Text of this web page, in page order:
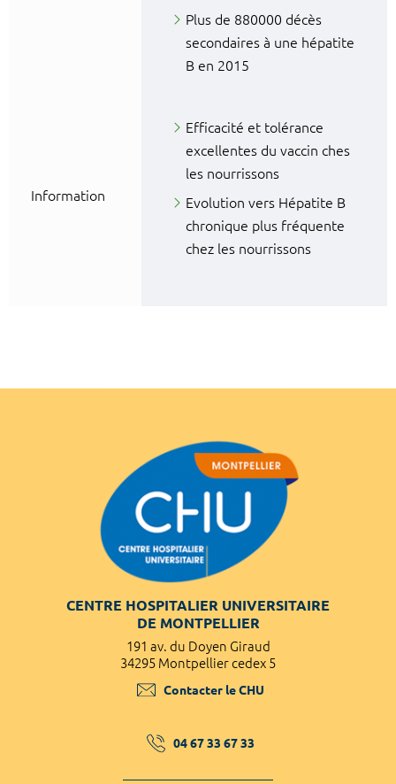
Plus de 880000 décès
secondaires à une hépatite
B en 2015
Information
Efficacité et tolérance
excellentes du vaccin ches
les nourrissons
Evolution vers Hépatite B
chronique plus fréquente
chez les nourrissons
CENTRE HOSPITALIER UNIVERSITAIRE
DE MONTPELLIER
191 av. du Doyen Giraud
34295 Montpellier cedex 5
Contacter le CHU
04 67 33 67 33